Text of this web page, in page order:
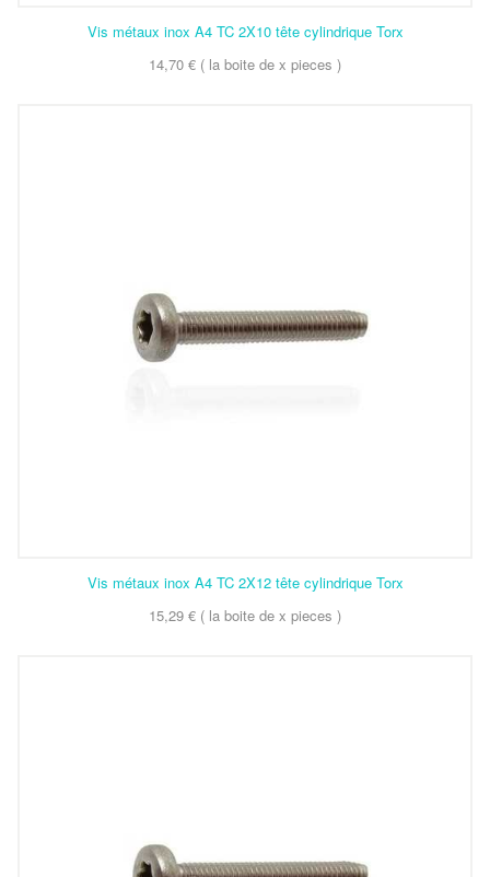
Vis métaux inox A4 TC 2X10 tête cylindrique Torx
14,70 € ( la boite de x pieces )
Vis métaux inox A4 TC 2X12 tête cylindrique Torx
15,29 € ( la boite de x pieces )